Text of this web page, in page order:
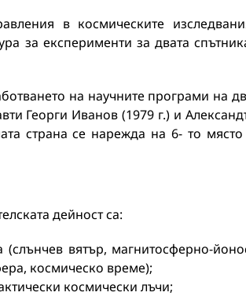
в космическите
за експерименти за двата
на научните програми на
Георги Иванов (1979 г.) и
страна се нарежда на 6- то
дейност са:
вятър, магнитосферно-
космическо време);
космически лъчи;